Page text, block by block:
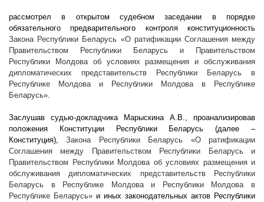
рассмотрел в открытом судебном заседании в порядке
обязательного предварительного контроля конституционность
Закона Республики Беларусь «О ратификации Соглашения между
Правительством Республики Беларусь и Правительством
Республики Молдова об условиях размещения и обслуживания
дипломатических представительств Республики Беларусь в
Республике Молдова и Республики Молдова в Республике
Беларусь».
Заслушав судью-докладчика Марыскина А.В., проанализировав
положения Конституции Республики Беларусь (далее –
Конституция),Закона Республики Беларусь «О ратификации
Соглашения между Правительством Республики Беларусь и
Правительством Республики Молдова об условиях размещения и
обслуживания дипломатических представительств Республики
Беларусь в Республике Молдова и Республики Молдова в
Республике Беларусь» и иных законодательных актов Республики